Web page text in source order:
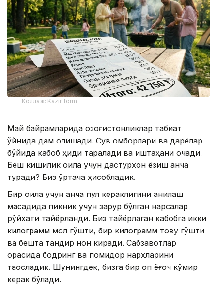
Коллаж: Kazinform
Май байрамларида қозоғистонликлар табиат
қўйнида дам олишади. Сув омборлари ва дарёлар
бўйида кабоб ҳиди таралади ва иштаҳани очади.
Беш кишилик оила учун дастурхон ёзиш қанча
туради? Биз ўртача ҳисобладик.
Бир оила учун қанча пул кераклигини аниқлаш
мақсадида пикник учун зарур бўлган нарсалар
рўйхати тайёрланди. Биз тайёрлаган кабобга икки
килограмм мол гўшти, бир килограмм товуқ гўшти
ва бешта тандир нон киради. Сабзавотлар
орасида бодринг ва помидор нархларини
таққосладик. Шунингдек, бизга бир қоп ёғоч кўмир
керак бўлади.